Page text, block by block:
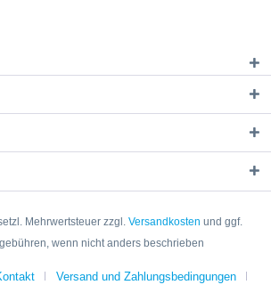
Mehrwertsteuer zzgl. Versandkosten und ggf.
wenn nicht anders beschrieben
Versand und Zahlungsbedingungen